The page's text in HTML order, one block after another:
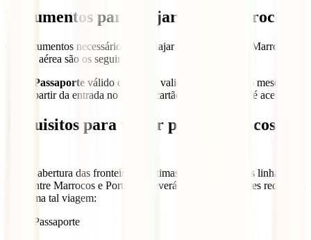
Documentos para viajar para Marrocos
Os documentos necessários para viajar de Portugal para Marrocos
por via aérea são os seguintes:
Passaporte válido com uma validade mínima de 6 meses a
partir da entrada no país. O cartão de cidadão não é aceite.
Requisitos para viajar para Marrocos por
Com a abertura das fronteiras marítimas e a retomada das linhas de
ferry entre Marrocos e Portugal, deverás ter em conta estes requisitos
para uma tal viagem:
Passaporte